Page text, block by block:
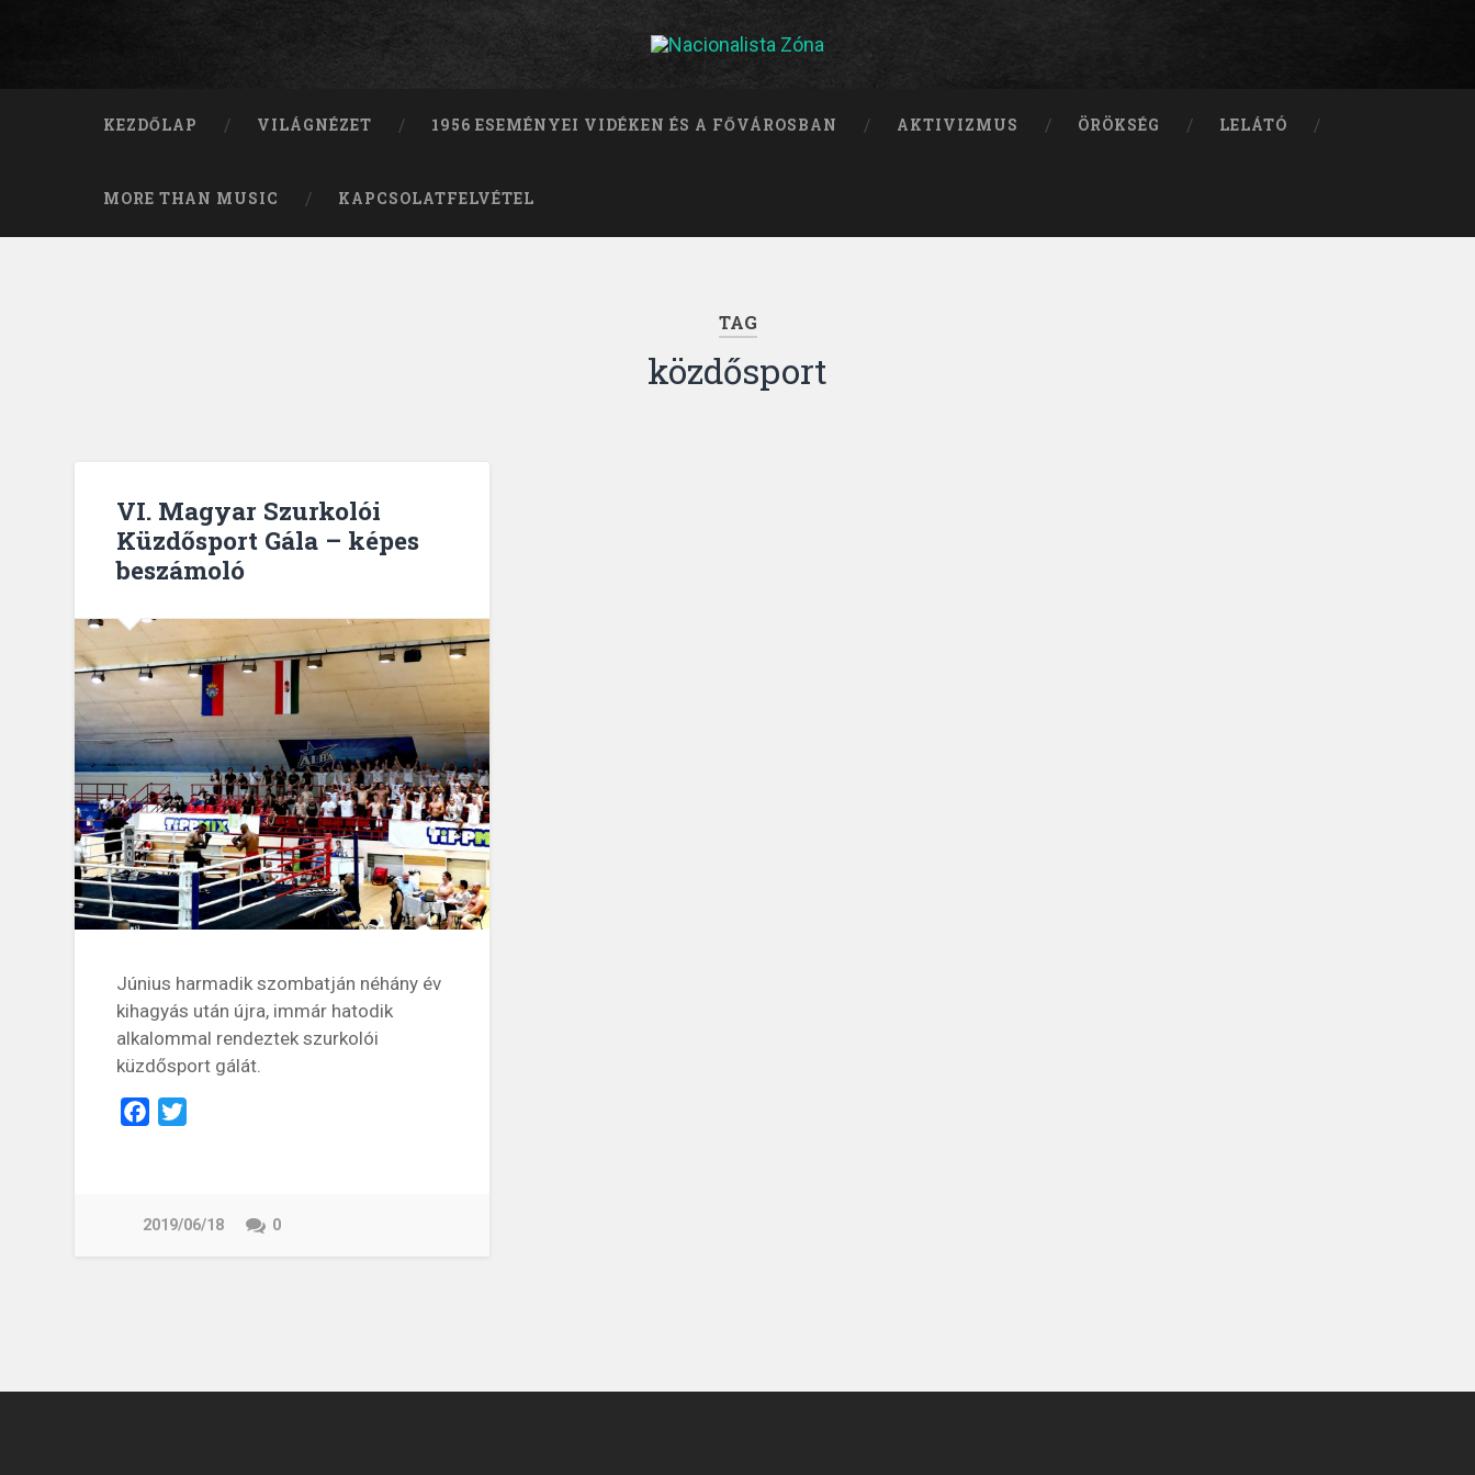
KEZDŐLAP VILÁGNÉZET 1956 ESEMÉNYEI VIDÉKEN ÉS A FŐVÁROSBAN AKTIVIZMUS ÖRÖKSÉG LELÁTÓ
MORE THAN MUSIC KAPCSOLATFELVÉTEL
TAG
közdősport
VI. Magyar Szurkolói
Küzdősport Gála – képes
beszámoló
Június harmadik szombatján néhány év
kihagyás után újra, immár hatodik
alkalommal rendeztek szurkolói
küzdősport gálát.
Facebook
2019/06/18 0